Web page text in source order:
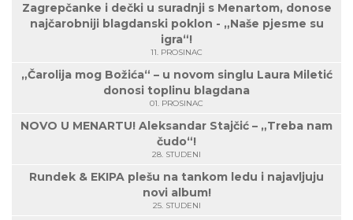
Zagrepčanke i dečki u suradnji s Menartom, donose
najčarobniji blagdanski poklon - „Naše pjesme su
igra“!
11. PROSINAC
„Čarolija mog Božića“ – u novom singlu Laura Miletić
donosi toplinu blagdana
01. PROSINAC
NOVO U MENARTU! Aleksandar Stajčić – „Treba nam
čudo“!
28. STUDENI
Rundek & EKIPA plešu na tankom ledu i najavljuju
novi album!
25. STUDENI